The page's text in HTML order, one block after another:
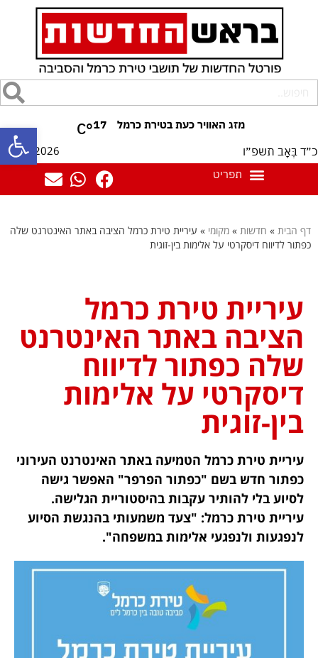
פתח 17
°C
כ״ד בְּאָב תשפ״ו 07/08/2026
דף הבית » חדשות » מקומי » עיריית טירת כרמל הציבה באתר האינטרנט שלה
כפתור לדיווח דיסקרטי על אלימות בין-זוגית
עיריית טירת כרמל
הציבה באתר האינטרנט
שלה כפתור לדיווח
דיסקרטי על אלימות
בין-זוגית
עיריית טירת כרמל הטמיעה באתר האינטרנט העירוני
כפתור חדש בשם "כפתור הפרפר" האפשר גישה
לסיוע בלי להותיר עקבות בהיסטוריית הגלישה.
עיריית טירת כרמל: "צעד משמעותי בהנגשת הסיוע
לנפגעות ולנפגעי אלימות במשפחה".